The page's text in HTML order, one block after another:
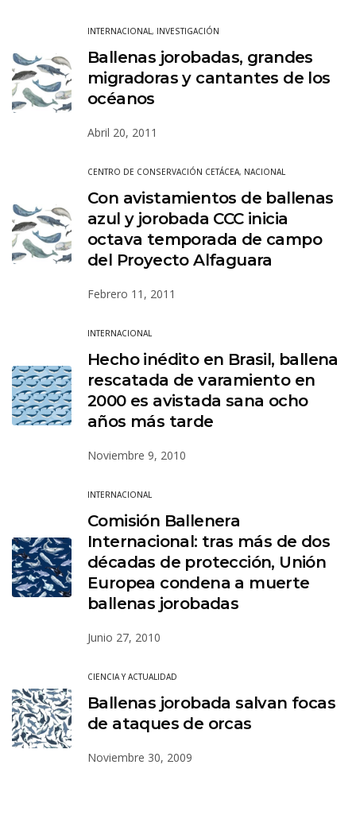
INTERNACIONAL, INVESTIGACIÓN
Ballenas jorobadas, grandes
migradoras y cantantes de los
océanos
Abril 20, 2011
CENTRO DE CONSERVACIÓN CETÁCEA, NACIONAL
Con avistamientos de ballenas
azul y jorobada CCC inicia
octava temporada de campo
del Proyecto Alfaguara
Febrero 11, 2011
INTERNACIONAL
Hecho inédito en Brasil, ballena
rescatada de varamiento en
2000 es avistada sana ocho
años más tarde
Noviembre 9, 2010
INTERNACIONAL
Comisión Ballenera
Internacional: tras más de dos
décadas de protección, Unión
Europea condena a muerte
ballenas jorobadas
Junio 27, 2010
CIENCIA Y ACTUALIDAD
Ballenas jorobada salvan focas
de ataques de orcas
Noviembre 30, 2009